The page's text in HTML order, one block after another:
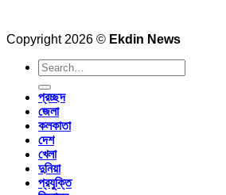
Copyright 2026 © Ekdin News
প্রচ্ছদ
জেলা
কলকাতা
দেশ
খেলা
দুনিয়া
প্রযুক্তি